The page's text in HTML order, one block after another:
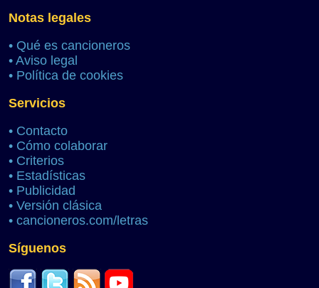
Notas legales
• Qué es cancioneros
• Aviso legal
• Política de cookies
Servicios
• Contacto
• Cómo colaborar
• Criterios
• Estadísticas
• Publicidad
• Versión clásica
• cancioneros.com/letras
Síguenos